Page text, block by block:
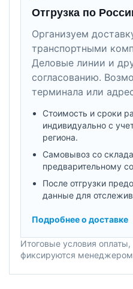
Отгрузка по
Организуем
транспортными
Деловые линии и
согласованию.
терминала или
Стоимость и сроки
индивидуально с
региона.
Самовывоз со
предварительному
После отгрузки
данные для
Подробнее о доставке
Итоговые условия
фиксируются менеджером